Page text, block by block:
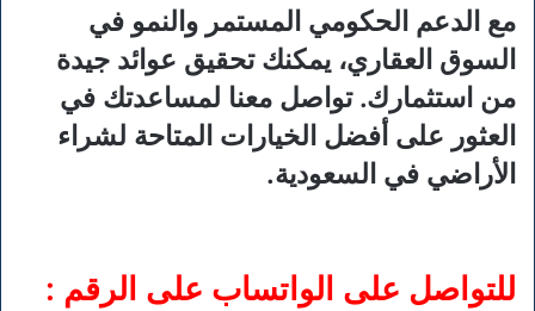
مع الدعم الحكومي المستمر والنمو في
السوق العقاري، يمكنك تحقيق عوائد جيدة
من استثمارك. تواصل معنا لمساعدتك في
العثور على أفضل الخيارات المتاحة لشراء
الأراضي في السعودية.
للتواصل على الواتساب على الرقم :